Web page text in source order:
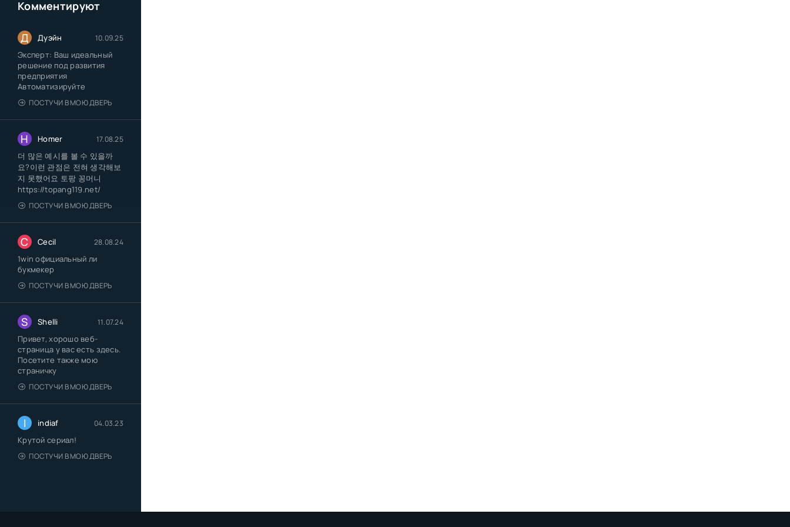
Комментируют
Д Дуэйн 10.09.25
Эксперт: Ваш идеальный
решение под развития
предприятия
Автоматизируйте
ПОСТУЧИ В МОЮ ДВЕРЬ
H Homer 17.08.25
더 많은 예시를 볼 수 있을까
요?이런 관점은 전혀 생각해보
지 못했어요 토팡 꽁머니
https://topang119.net/
ПОСТУЧИ В МОЮ ДВЕРЬ
C Cecil 28.08.24
1win официальный ли
букмекер
ПОСТУЧИ В МОЮ ДВЕРЬ
S Shelli 11.07.24
Привет, хорошо веб-
страница у вас есть здесь.
Посетите также мою
страничку
ПОСТУЧИ В МОЮ ДВЕРЬ
I indiaf 04.03.23
Крутой сериал!
ПОСТУЧИ В МОЮ ДВЕРЬ